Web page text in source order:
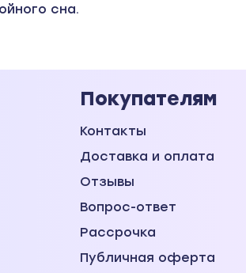
сна.
Покупателям
Контакты
Доставка и оплата
Отзывы
Вопрос-ответ
Рассрочка
Публичная оферта